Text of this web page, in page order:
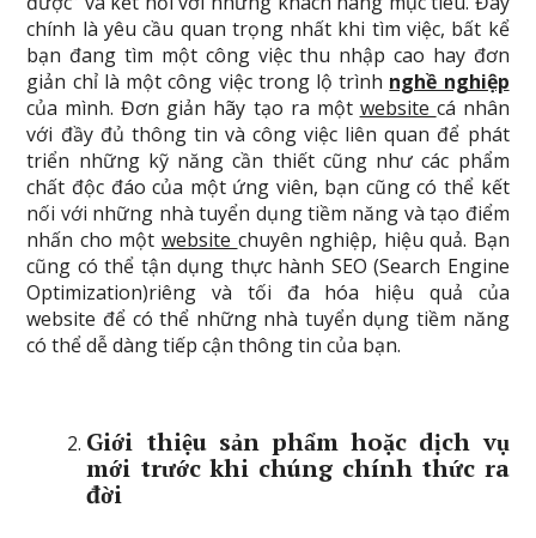
chính là yêu cầu quan trọng nhất khi tìm việc, bất kể
bạn đang tìm một công việc thu nhập cao hay đơn
giản chỉ là một công việc trong lộ trình nghề nghiệp
của mình. Đơn giản hãy tạo ra một website cá nhân
với đầy đủ thông tin và công việc liên quan để phát
triển những kỹ năng cần thiết cũng như các phẩm
chất độc đáo của một ứng viên, bạn cũng có thể kết
nối với những nhà tuyển dụng tiềm năng và tạo điểm
nhấn cho một website chuyên nghiệp, hiệu quả. Bạn
cũng có thể tận dụng thực hành SEO (Search Engine
Optimization)riêng và tối đa hóa hiệu quả của
website để có thể những nhà tuyển dụng tiềm năng
có thể dễ dàng tiếp cận thông tin của bạn.
Giới thiệu sản phẩm hoặc dịch vụ
mới trước khi chúng chính thức ra
đời